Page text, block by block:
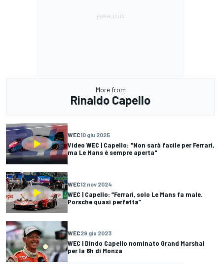
More from
Rinaldo Capello
WEC10 giu 2025
Video WEC | Capello: "Non sarà facile per Ferrari,
ma Le Mans è sempre aperta"
WEC12 nov 2024
WEC | Capello: “Ferrari, solo Le Mans fa male.
Porsche quasi perfetta”
WEC29 giu 2023
WEC | Dindo Capello nominato Grand Marshal
per la 6h di Monza